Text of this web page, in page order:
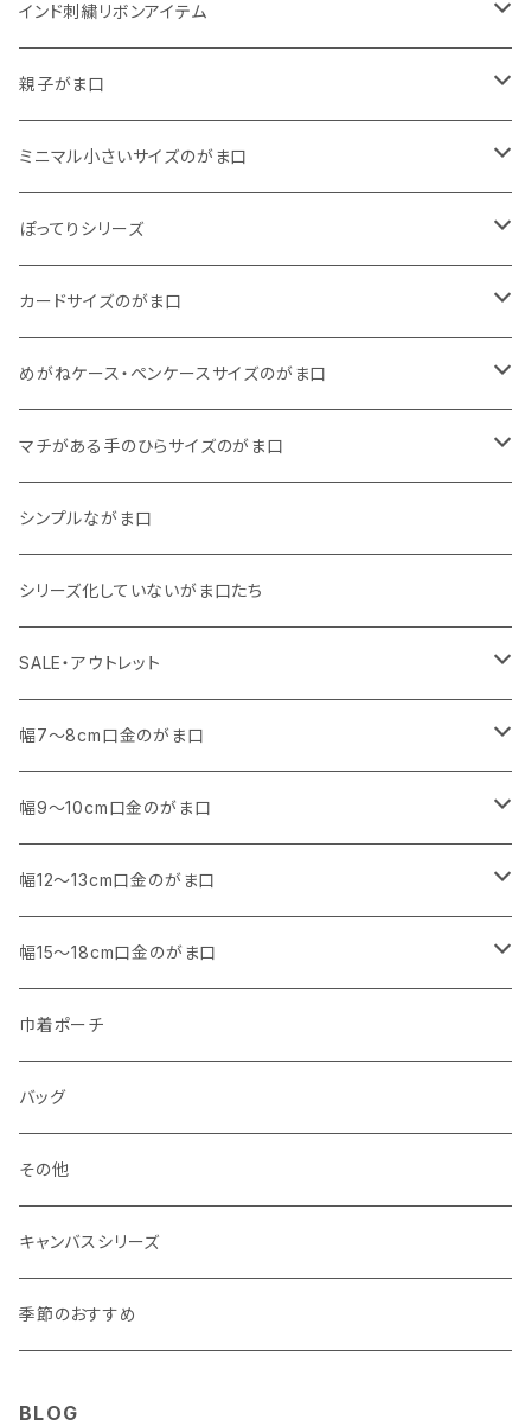
インド刺繍リボンアイテム
がま口
巾着
親子がま口
・ ぷっくりタイプ
くったりコットンキャンバス
11号帆布
・ 四角いマチのたっぷりサイズ
くったりコットンキャンバス
11号帆布
・ 四角いマチのスリムコンパクトタイプ
くったりコットンキャンバス
11号帆布
・ マチなしスリムタイプ
くったりコットンキャンバス
リネン
ミニマル小さいサイズのがま口
・ くったりコットンキャンバス
・ リネン
・ 柄いろいろ
ぽってりシリーズ
・ がま口
・ 巾着ポーチ
カードサイズのがま口
・ くったりコットンキャンバス
・ 11号帆布
・ リネン
めがねケース・ペンケースサイズのがま口
・ くったりコットンキャンバス
・ 11号帆布
・ その他
マチがある手のひらサイズのがま口
・ 小さいサイズ
11号帆布
コットンキャンバス
・ 中くらいのサイズ
コットンキャンバス
シンプルながま口
シリーズ化していないがま口たち
SALE・アウトレット
SALE
アウトレット
幅7～8cm口金のがま口
・ 角型
マチなし
マチあり
・ くし形・丸型
マチなし
マチあり
幅9～10cm口金のがま口
・ 角型
マチなし
マチあり
・ くし形
マチなし
マチあり
幅12～13cm口金のがま口
・ 親子がま口 角型
マチなし
マチあり
・ 親子がま口 くし形
マチなし
マチあり
・ ポーチタイプ 角型
マチなし
マチあり
・ ポーチタイプ くし形
マチなし
マチあり
幅15～18cm口金のがま口
・ 角型
マチなし
マチあり
・ くし形
マチなし
マチあり
巾着ポーチ
バッグ
その他
キャンバスシリーズ
季節のおすすめ
BLOG